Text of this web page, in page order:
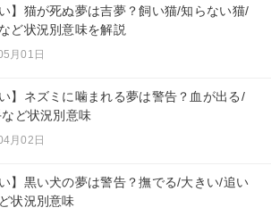
い】猫が死ぬ夢は吉夢？飼い猫/知らない猫/
ど状況別意味を解説
月01日
い】ネズミに噛まれる夢は警告？血が出る/
ど状況別意味
月02日
い】黒い犬の夢は警告？撫でる/大きい/追い
状況別意味